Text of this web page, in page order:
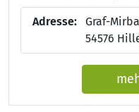
Adresse:
Graf-
54576